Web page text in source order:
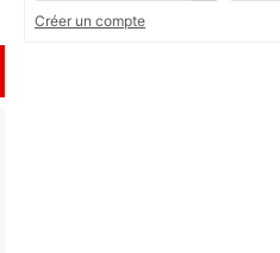
Créer un compte